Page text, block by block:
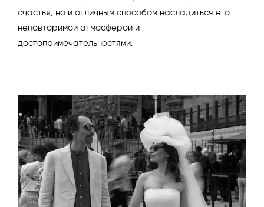
счастья, но и отличным способом насладиться его
неповторимой атмосферой и
достопримечательностями.